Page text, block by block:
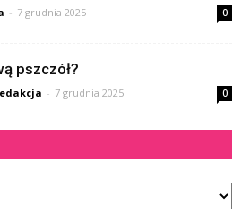
- 7 grudnia 2025 0
pszczół?
- 7 grudnia 2025 0